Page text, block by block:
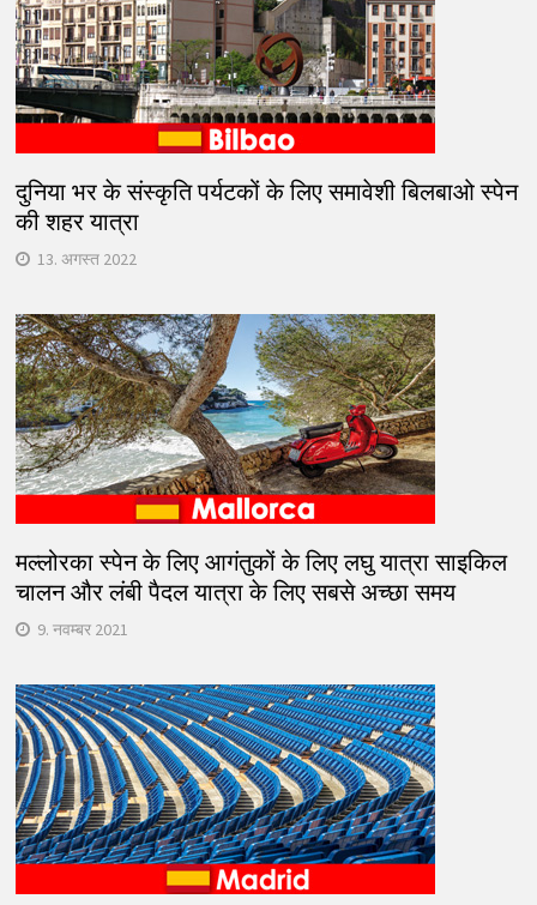
दुनिया भर के संस्कृति पर्यटकों के लिए समावेशी बिलबाओ स्पेन
की शहर यात्रा
13. अगस्त 2022
मल्लोरका स्पेन के लिए आगंतुकों के लिए लघु यात्रा साइकिल
चालन और लंबी पैदल यात्रा के लिए सबसे अच्छा समय
9. नवम्बर 2021